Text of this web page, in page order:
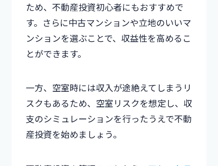
ため、不動産投資初心者にもおすすめで
す。さらに中古マンションや立地のいいマ
ンションを選ぶことで、収益性を高めるこ
とができます。
一方、空室時には収入が途絶えてしまうリ
スクもあるため、空室リスクを想定し、収
支のシミュレーションを行ったうえで不動
産投資を始めましょう。